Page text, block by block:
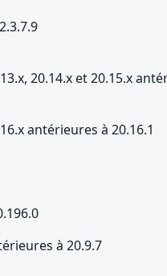
20.14.x et 20.15.x
antérieures à 20.16.1
à 20.9.7